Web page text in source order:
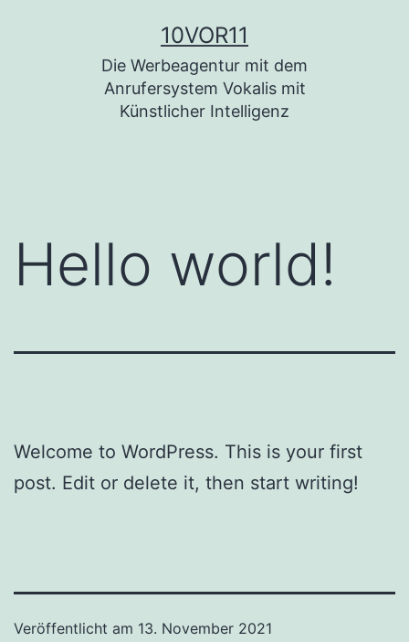
10VOR11
Die Werbeagentur mit dem
Anrufersystem Vokalis mit
Künstlicher Intelligenz
Hello world!
Welcome to WordPress. This is your first
post. Edit or delete it, then start writing!
Veröffentlicht am 13. November 2021